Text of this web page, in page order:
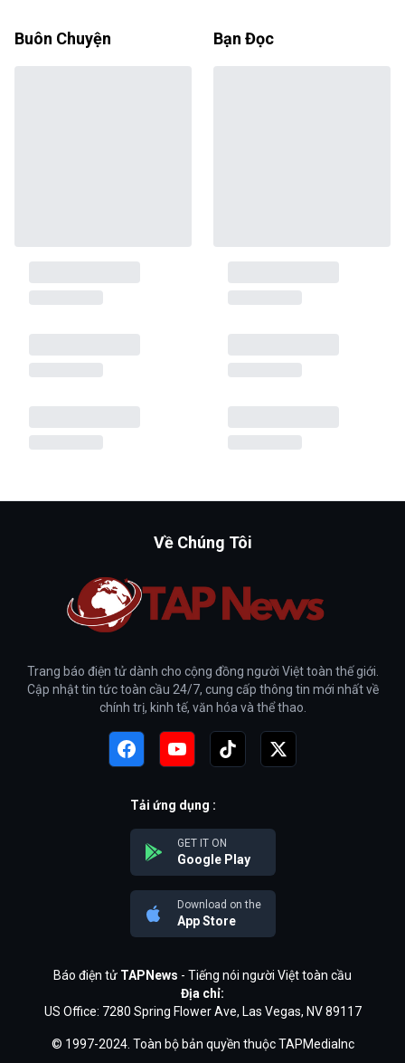
Buôn Chuyện Bạn Đọc
Về Chúng Tôi
Trang báo điện tử dành cho cộng đồng người Việt toàn thế giới.
Cập nhật tin tức toàn cầu 24/7, cung cấp thông tin mới nhất về
chính trị, kinh tế, văn hóa và thể thao.
Tải ứng dụng :
GET IT ON
Google Play
Download on the
App Store
Báo điện tử TAPNews - Tiếng nói người Việt toàn cầu
Địa chỉ:
US Office: 7280 Spring Flower Ave, Las Vegas, NV 89117
© 1997-2024. Toàn bộ bản quyền thuộc TAPMediaInc